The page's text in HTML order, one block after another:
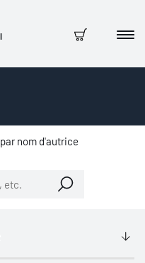
Panier
nom d'autrice